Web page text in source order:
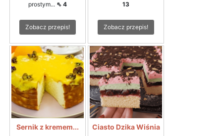
prostym... ⇖ 4
Zobacz przepis!
13
Zobacz przepis!
Sernik z kremem...
Ciasto Dzika Wiśnia